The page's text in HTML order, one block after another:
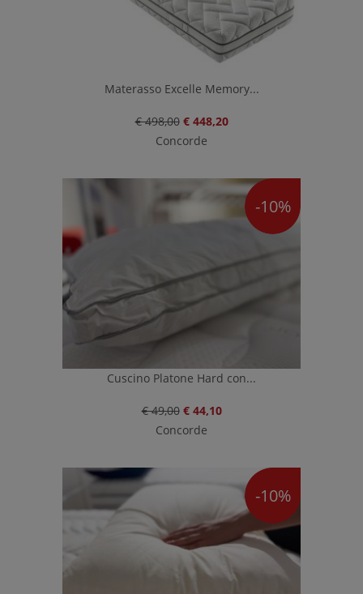
Materasso Excelle Memory...
€ 498,00 € 448,20
Concorde
-10%
Cuscino Platone Hard con...
€ 49,00 € 44,10
Concorde
-10%